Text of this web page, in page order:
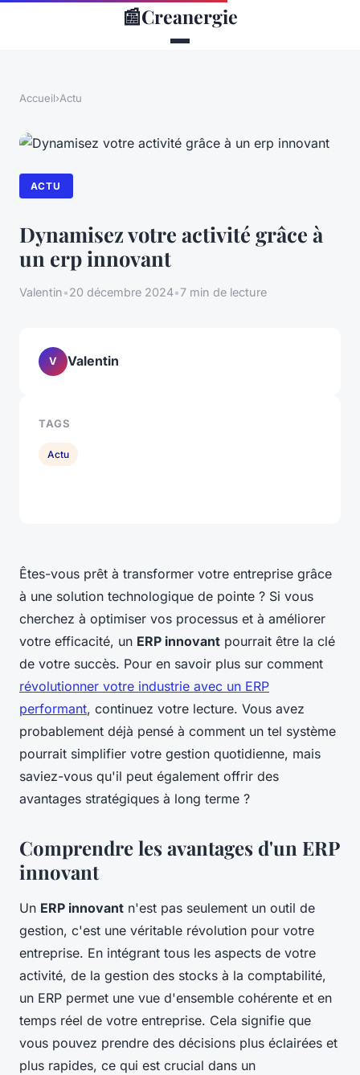
📰Creanergie
Accueil›Actu
ACTU
Dynamisez votre activité grâce à
un erp innovant
Valentin•20 décembre 2024•7 min de lecture
Êtes-vous prêt à transformer votre entreprise grâce
à une solution technologique de pointe ? Si vous
cherchez à optimiser vos processus et à améliorer
votre efficacité, un ERP innovant pourrait être la clé
de votre succès. Pour en savoir plus sur comment
révolutionner votre industrie avec un ERP
performant, continuez votre lecture. Vous avez
probablement déjà pensé à comment un tel système
pourrait simplifier votre gestion quotidienne, mais
saviez-vous qu'il peut également offrir des
avantages stratégiques à long terme ?
Comprendre les avantages d'un ERP
innovant
Un ERP innovant n'est pas seulement un outil de
gestion, c'est une véritable révolution pour votre
entreprise. En intégrant tous les aspects de votre
activité, de la gestion des stocks à la comptabilité,
un ERP permet une vue d'ensemble cohérente et en
temps réel de votre entreprise. Cela signifie que
vous pouvez prendre des décisions plus éclairées et
plus rapides, ce qui est crucial dans un
V Valentin
TAGS
Actu